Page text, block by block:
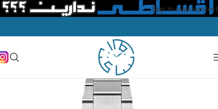
Skip to main content